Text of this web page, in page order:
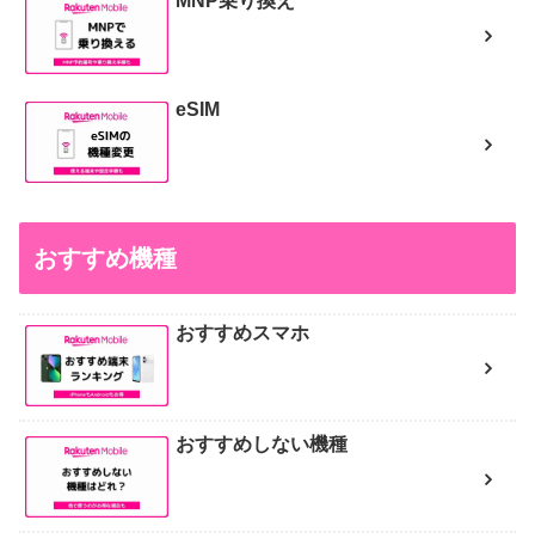
eSIM
おすすめ機種
おすすめスマホ
おすすめしない機種